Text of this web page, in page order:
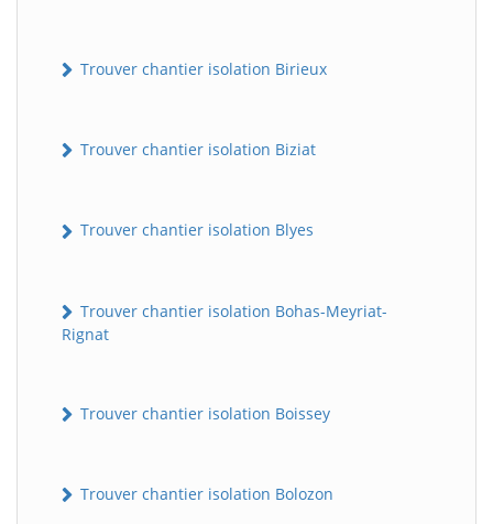
Trouver chantier isolation Birieux
Trouver chantier isolation Biziat
Trouver chantier isolation Blyes
Trouver chantier isolation Bohas-Meyriat-
Rignat
Trouver chantier isolation Boissey
Trouver chantier isolation Bolozon